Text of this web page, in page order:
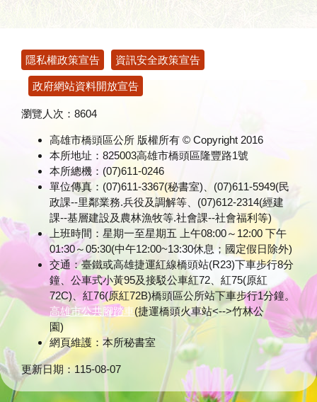
隱私權政策宣告
資訊安全政策宣告
政府網站資料開放宣告
瀏覽人次： 8604
高雄市橋頭區公所 版權所有 © Copyright 2016
本所地址：825003高雄市橋頭區隆豐路1號
本所總機：(07)611-0246
單位傳真：(07)611-3367(秘書室)、(07)611-5949(民
政課--里鄰業務.兵役及調解等、(07)612-2314(經建
課--基層建設及農林漁牧等.社會課--社會福利等)
上班時間：星期一至星期五 上午08:00～12:00 下午
01:30～05:30(中午12:00~13:30休息；國定假日除外)
交通：臺鐵或高雄捷運紅線橋頭站(R23)下車步行8分
鐘、公車式小黃95及接駁公車紅72、紅75(原紅
72C)、紅76(原紅72B)橋頭區公所站下車步行1分鐘。
高雄市公共腳踏車(捷運橋頭火車站<-->竹林公
園)
網頁維護：本所秘書室
更新日期： 115-08-07